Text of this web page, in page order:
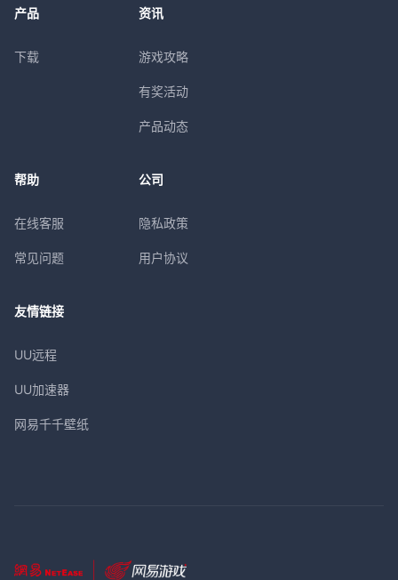
产品
下载
资讯
游戏攻略
有奖活动
产品动态
帮助
在线客服
常见问题
公司
隐私政策
用户协议
友情链接
UU远程
UU加速器
网易千千壁纸